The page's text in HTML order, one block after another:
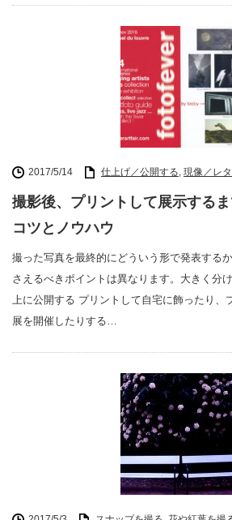
2017/5/14 仕上げ／公開する, 現像／レ
撮影後、プリントして展示する
コツとノウハウ
撮った写真を最終的にどういう形で発表する
さえるべきポイントは異なります。大きく分
上に公開する プリントして自宅に飾ったり、
展を開催したりする…